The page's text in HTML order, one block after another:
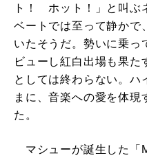
ト！ ホット！」と叫ぶ
ベートでは至って静かで
いたそうだ。勢いに乗っ
ビューし紅白出場も果た
としては終わらない。ハ
まに、音楽への愛を体現
た。
マシューが誕生した「